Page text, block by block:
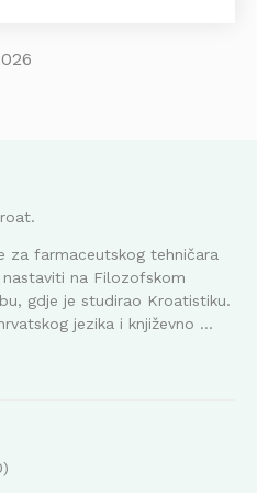
za farmaceutskog tehničara
na Filozofskom
gdje je studirao Kroatistiku.
jezika i književno ...